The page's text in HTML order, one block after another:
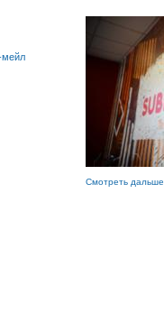
мейл
Смотреть дальше